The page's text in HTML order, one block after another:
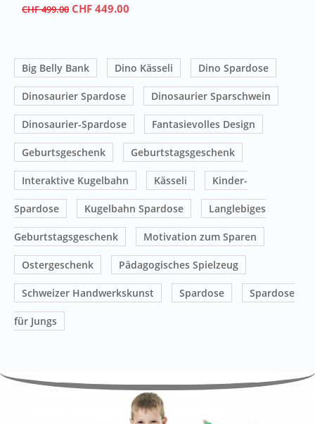
CHF499.00 CHF 449.00
Big Belly Bank Dino Kässeli Dino Spardose
Dinosaurier Spardose Dinosaurier Sparschwein
Dinosaurier-Spardose Fantasievolles Design
Geburtsgeschenk Geburtstagsgeschenk
Interaktive Kugelbahn Kässeli Kinder-
Spardose Kugelbahn Spardose Langlebiges
Geburtstagsgeschenk Motivation zum Sparen
Ostergeschenk Pädagogisches Spielzeug
Schweizer Handwerkskunst Spardose Spardose
für Jungs